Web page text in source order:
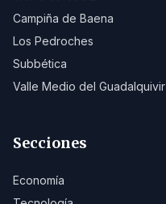
Campiña de Baena
Los Pedroches
Subbética
Valle Medio del Guadalquivir
Secciones
Economía